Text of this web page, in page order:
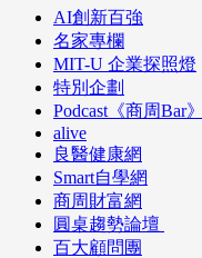
AI創新百強
名家專欄
MIT-U 企業探照燈
特別企劃
Podcast《商周Bar》
alive
良醫健康網
Smart自學網
商周財富網
圓桌趨勢論壇
百大顧問團